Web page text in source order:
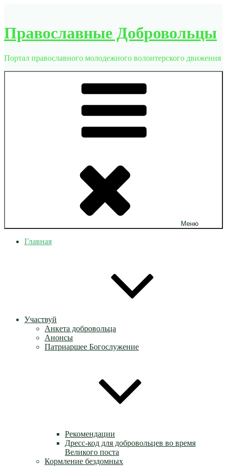
содержимому
Православные Добровольцы
Портал православного молодежного волонтерского движения
Меню
Главная
Участвуй
Анкета добровольца
Анонсы
Патриаршее Богослужение
Рекомендации
Дресс-код для добровольцев во время
Великого поста
Кормление бездомных